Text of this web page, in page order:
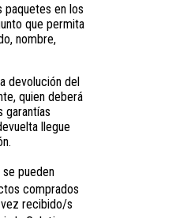
paquetes en los
que permita
nombre,
devolución del
quien deberá
garantías
llegue
se pueden
comprados
recibido/s